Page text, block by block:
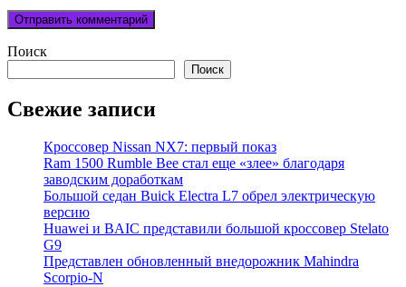
Поиск
Поиск
Свежие записи
Кроссовер Nissan NX7: первый показ
Ram 1500 Rumble Bee стал еще «злее» благодаря
заводским доработкам
Большой седан Buick Electra L7 обрел электрическую
версию
Huawei и BAIC представили большой кроссовер Stelato
G9
Представлен обновленный внедорожник Mahindra
Scorpio-N